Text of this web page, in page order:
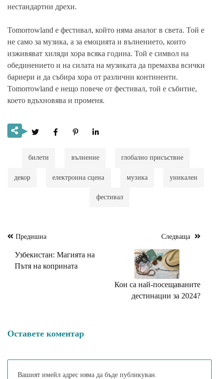
нестандартни дрехи.
Tomorrowland е фестивал, който няма аналог в света. Той е
не само за музика, а за емоцията и вълнението, които
изживяват хиляди хора всяка година. Той е символ на
обединението и на силата на музиката да премахва всички
бариери и да събира хора от различни континенти.
Tomorrowland е нещо повече от фестивал, той е събитие,
което вдъхновява и променя.
билети вълнение глобално присъствие
декор електронна сцена музика уникален
фестивал
Навигация
Предишна
Узбекистан: Магията на
Пътя на коприната
Следваща
Кои са най-посещаваните
дестинации за 2024?
Оставете коментар
Вашият имейл адрес няма да бъде публикуван.